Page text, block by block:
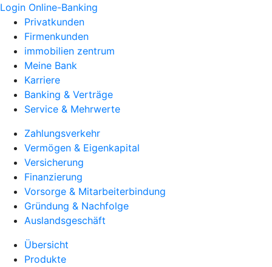
Login Online-Banking
Privatkunden
Firmenkunden
immobilien zentrum
Meine Bank
Karriere
Banking & Verträge
Service & Mehrwerte
Zahlungsverkehr
Vermögen & Eigenkapital
Versicherung
Finanzierung
Vorsorge & Mitarbeiterbindung
Gründung & Nachfolge
Auslandsgeschäft
Übersicht
Produkte